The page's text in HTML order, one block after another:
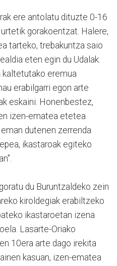
ere antolatu dituzte 0-16
gorakoentzat. Halere,
tarteko, trebakuntza saio
eten egin du Udalak.
kaltetutako eremua
erabilgarri egon arte
eskaini. Honenbestez,
izen-ematea etetea
dutenen zerrenda
ikastaroak egiteko
du Buruntzaldeko zein
kiroldegiak erabiltzeko
ikastaroetan izena
Lasarte-Oriako
10era arte dago irekita
kasuan, izen-ematea